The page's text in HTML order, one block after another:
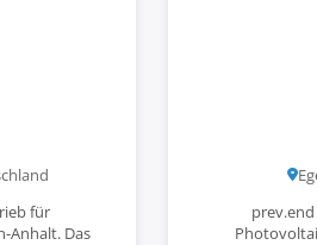
für
Anhalt. Das